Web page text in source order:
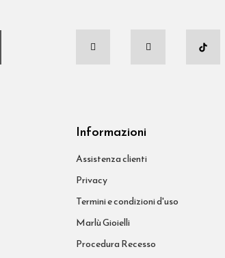
Informazioni
Assistenza clienti
Privacy
Termini e condizioni d'uso
Marlù Gioielli
Procedura Recesso